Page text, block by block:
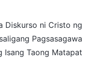
Diskurso ni Cristo ng
Pagsasagawa
Isang Taong Matapat